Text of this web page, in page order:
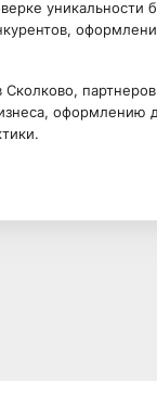
уникальности
партнеров
оформлению